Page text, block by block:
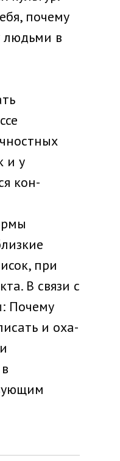
почему
людьми в
и у
кон­
при
В связи с
Почему
и оха­